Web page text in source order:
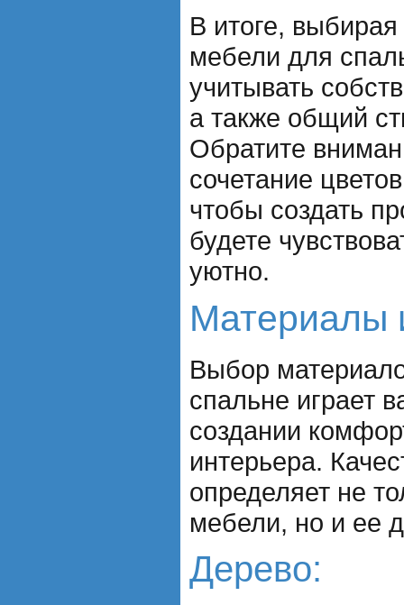
В итоге,
мебели для
учитывать
а также общий
Обратите
сочетание
чтобы создать
будете
уютно.
Материалы
Выбор
спальне играет
создании
интерьера.
определяет не
мебели, но и ее
Дерево: